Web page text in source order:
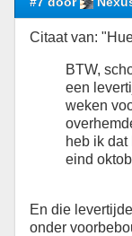
Citaat van:
BTW,
een
weken
heb ik
eind
En die
onder